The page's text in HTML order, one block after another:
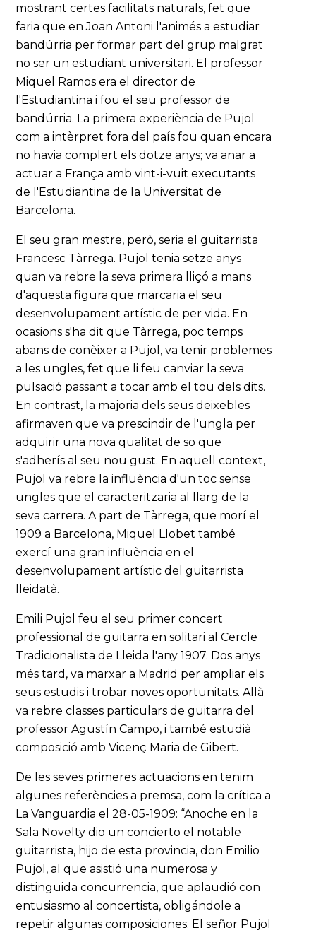
mostrant certes facilitats naturals, fet que
faria que en Joan Antoni l'animés a estudiar
bandúrria per formar part del grup malgrat
no ser un estudiant universitari. El professor
Miquel Ramos era el director de
l'Estudiantina i fou el seu professor de
bandúrria. La primera experiència de Pujol
com a intèrpret fora del país fou quan encara
no havia complert els dotze anys; va anar a
actuar a França amb vint-i-vuit executants
de l'Estudiantina de la Universitat de
Barcelona.
El seu gran mestre, però, seria el guitarrista
Francesc Tàrrega. Pujol tenia setze anys
quan va rebre la seva primera lliçó a mans
d'aquesta figura que marcaria el seu
desenvolupament artístic de per vida. En
ocasions s'ha dit que Tàrrega, poc temps
abans de conèixer a Pujol, va tenir problemes
a les ungles, fet que li feu canviar la seva
pulsació passant a tocar amb el tou dels dits.
En contrast, la majoria dels seus deixebles
afirmaven que va prescindir de l'ungla per
adquirir una nova qualitat de so que
s'adherís al seu nou gust. En aquell context,
Pujol va rebre la influència d'un toc sense
ungles que el caracteritzaria al llarg de la
seva carrera. A part de Tàrrega, que morí el
1909 a Barcelona, Miquel Llobet també
exercí una gran influència en el
desenvolupament artístic del guitarrista
lleidatà.
Emili Pujol feu el seu primer concert
professional de guitarra en solitari al Cercle
Tradicionalista de Lleida l'any 1907. Dos anys
més tard, va marxar a Madrid per ampliar els
seus estudis i trobar noves oportunitats. Allà
va rebre classes particulars de guitarra del
professor Agustín Campo, i també estudià
composició amb Vicenç Maria de Gibert.
De les seves primeres actuacions en tenim
algunes referències a premsa, com la crítica a
La Vanguardia el 28-05-1909: “Anoche en la
Sala Novelty dio un concierto el notable
guitarrista, hijo de esta provincia, don Emilio
Pujol, al que asistió una numerosa y
distinguida concurrencia, que aplaudió con
entusiasmo al concertista, obligándole a
repetir algunas composiciones. El señor Pujol